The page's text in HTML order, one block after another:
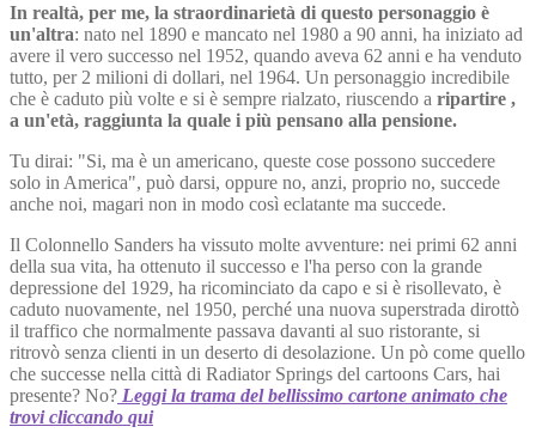
In realtà, per me, la straordinarietà di questo personaggio è
un'altra: nato nel 1890 e mancato nel 1980 a 90 anni, ha iniziato ad
avere il vero successo nel 1952, quando aveva 62 anni e ha venduto
tutto, per 2 milioni di dollari, nel 1964. Un personaggio incredibile
che è caduto più volte e si è sempre rialzato, riuscendo a ripartire ,
a un'età, raggiunta la quale i più pensano alla pensione.
Tu dirai: "Si, ma è un americano, queste cose possono succedere
solo in America", può darsi, oppure no, anzi, proprio no, succede
anche noi, magari non in modo così eclatante ma succede.
Il Colonnello Sanders ha vissuto molte avventure: nei primi 62 anni
della sua vita, ha ottenuto il successo e l'ha perso con la grande
depressione del 1929, ha ricominciato da capo e si è risollevato, è
caduto nuovamente, nel 1950, perché una nuova superstrada dirottò
il traffico che normalmente passava davanti al suo ristorante, si
ritrovò senza clienti in un deserto di desolazione. Un pò come quello
che successe nella città di Radiator Springs del cartoons Cars, hai
presente? No? Leggi la trama del bellissimo cartone animato che
trovi cliccando qui